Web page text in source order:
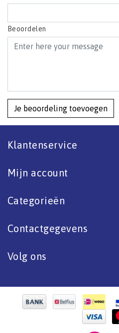
Beoordelen
Je beoordeling toevoegen
Klantenservice
Mijn account
Categorieën
Contactgegevens
Volg ons